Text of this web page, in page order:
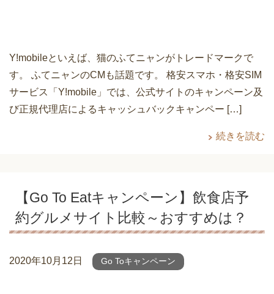
Y!mobileといえば、猫のふてニャンがトレードマークで
す。 ふてニャンのCMも話題です。 格安スマホ・格安SIM
サービス「Y!mobile」では、公式サイトのキャンペーン及
び正規代理店によるキャッシュバックキャンペー […]
続きを読む
【Go To Eatキャンペーン】飲食店予
約グルメサイト比較～おすすめは？
2020年10月12日 Go Toキャンペーン